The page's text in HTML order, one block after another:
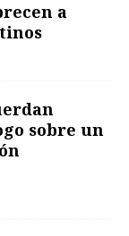
a
sobre un